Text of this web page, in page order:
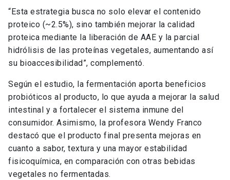
“Esta estrategia busca no solo elevar el contenido
proteico (~2.5%), sino también mejorar la calidad
proteica mediante la liberación de AAE y la parcial
hidrólisis de las proteínas vegetales, aumentando así
su bioaccesibilidad”, complementó.
Según el estudio, la fermentación aporta beneficios
probióticos al producto, lo que ayuda a mejorar la salud
intestinal y a fortalecer el sistema inmune del
consumidor. Asimismo, la profesora Wendy Franco
destacó que el producto final presenta mejoras en
cuanto a sabor, textura y una mayor estabilidad
fisicoquímica, en comparación con otras bebidas
vegetales no fermentadas.